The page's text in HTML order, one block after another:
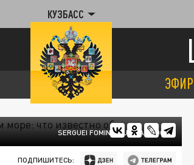
КУЗБАСС
ЭФИР
SERGUEI FOMINE/RUSSIAN LOOK
ПОДПИШИТЕСЬ: